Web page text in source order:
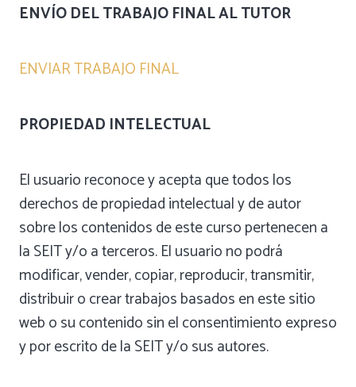
ENVÍO DEL TRABAJO FINAL AL TUTOR
ENVIAR TRABAJO FINAL
PROPIEDAD INTELECTUAL
El usuario reconoce y acepta que todos los
derechos de propiedad intelectual y de autor
sobre los contenidos de este curso pertenecen a
la SEIT y/o a terceros. El usuario no podrá
modificar, vender, copiar, reproducir, transmitir,
distribuir o crear trabajos basados en este sitio
web o su contenido sin el consentimiento expreso
y por escrito de la SEIT y/o sus autores.